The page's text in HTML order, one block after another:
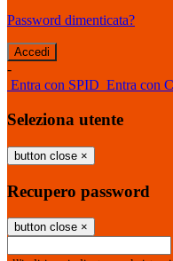
Password dimenticata?
-
Entra con SPID Entra con
Seleziona utente
button close ×
Recupero password
button close ×